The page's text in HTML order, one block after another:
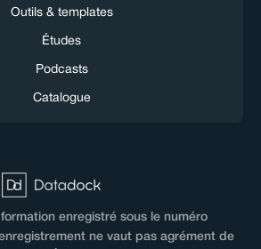
Outils & templates
Études
Podcasts
Catalogue
enregistré sous le numéro
ne vaut pas agrément de